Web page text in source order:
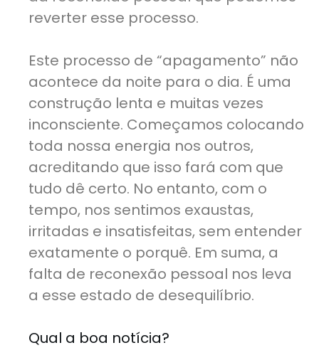
reverter esse processo.
Este processo de “apagamento” não
acontece da noite para o dia. É uma
construção lenta e muitas vezes
inconsciente. Começamos colocando
toda nossa energia nos outros,
acreditando que isso fará com que
tudo dê certo. No entanto, com o
tempo, nos sentimos exaustas,
irritadas e insatisfeitas, sem entender
exatamente o porquê. Em suma, a
falta de reconexão pessoal nos leva
a esse estado de desequilíbrio.
Qual a boa notícia?